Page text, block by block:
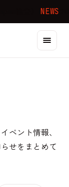
NEWS
ベント情報、
せをまとめて